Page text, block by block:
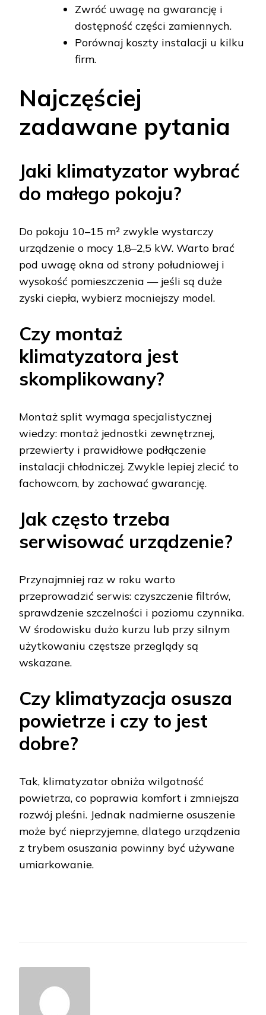
Zwróć uwagę na gwarancję i
dostępność części zamiennych.
Porównaj koszty instalacji u kilku
firm.
Najczęściej
zadawane pytania
Jaki klimatyzator wybrać
do małego pokoju?
Do pokoju 10–15 m² zwykle wystarczy
urządzenie o mocy 1,8–2,5 kW. Warto brać
pod uwagę okna od strony południowej i
wysokość pomieszczenia — jeśli są duże
zyski ciepła, wybierz mocniejszy model.
Czy montaż
klimatyzatora jest
skomplikowany?
Montaż split wymaga specjalistycznej
wiedzy: montaż jednostki zewnętrznej,
przewierty i prawidłowe podłączenie
instalacji chłodniczej. Zwykle lepiej zlecić to
fachowcom, by zachować gwarancję.
Jak często trzeba
serwisować urządzenie?
Przynajmniej raz w roku warto
przeprowadzić serwis: czyszczenie filtrów,
sprawdzenie szczelności i poziomu czynnika.
W środowisku dużo kurzu lub przy silnym
użytkowaniu częstsze przeglądy są
wskazane.
Czy klimatyzacja osusza
powietrze i czy to jest
dobre?
Tak, klimatyzator obniża wilgotność
powietrza, co poprawia komfort i zmniejsza
rozwój pleśni. Jednak nadmierne osuszenie
może być nieprzyjemne, dlatego urządzenia
z trybem osuszania powinny być używane
umiarkowanie.